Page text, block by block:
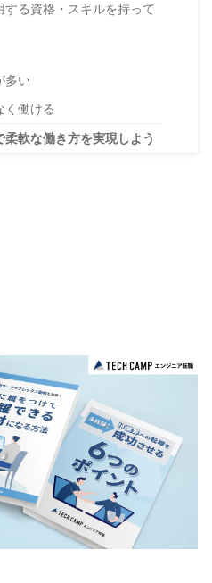
する資格・スキルを持って
多い
く働ける
柔軟な働き方を実現しよう